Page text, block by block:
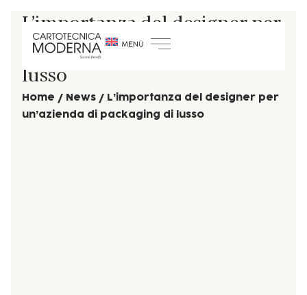
L’importanza del designer per
un’azienda di packaging di
lusso
Home / News / L’importanza del designer per
un’azienda di packaging di lusso